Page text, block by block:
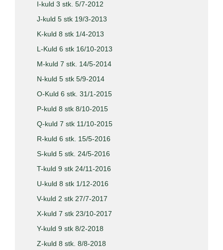
I-kuld 3 stk. 5/7-2012
J-kuld 5 stk 19/3-2013
K-kuld 8 stk 1/4-2013
L-Kuld 6 stk 16/10-2013
M-kuld 7 stk. 14/5-2014
N-kuld 5 stk 5/9-2014
O-Kuld 6 stk. 31/1-2015
P-kuld 8 stk 8/10-2015
Q-kuld 7 stk 11/10-2015
R-kuld 6 stk. 15/5-2016
S-kuld 5 stk. 24/5-2016
T-kuld 9 stk 24/11-2016
U-kuld 8 stk 1/12-2016
V-kuld 2 stk 27/7-2017
X-kuld 7 stk 23/10-2017
Y-kuld 9 stk 8/2-2018
Z-kuld 8 stk. 8/8-2018